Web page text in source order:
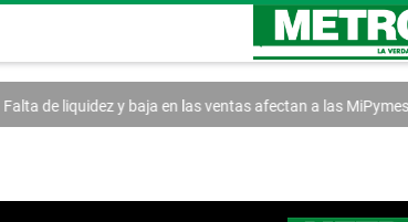
Falta de liquidez y baja en las ventas afectan a las MiPymes